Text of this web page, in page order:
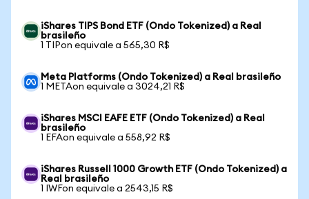
iShares TIPS Bond ETF (Ondo Tokenized) a Real
brasileño
1 TIPon equivale a 565,30 R$
Meta Platforms (Ondo Tokenized) a Real brasileño
1 METAon equivale a 3024,21 R$
iShares MSCI EAFE ETF (Ondo Tokenized) a Real
brasileño
1 EFAon equivale a 558,92 R$
iShares Russell 1000 Growth ETF (Ondo Tokenized) a
Real brasileño
1 IWFon equivale a 2543,15 R$